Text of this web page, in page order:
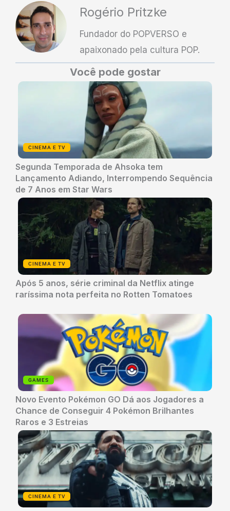
Rogério Pritzke
Fundador do POPVERSO e
apaixonado pela cultura POP.
Você pode gostar
CINEMA E TV
Segunda Temporada de Ahsoka tem
Lançamento Adiando, Interrompendo Sequência
de 7 Anos em Star Wars
CINEMA E TV
Após 5 anos, série criminal da Netflix atinge
raríssima nota perfeita no Rotten Tomatoes
GAMES
Novo Evento Pokémon GO Dá aos Jogadores a
Chance de Conseguir 4 Pokémon Brilhantes
Raros e 3 Estreias
CINEMA E TV